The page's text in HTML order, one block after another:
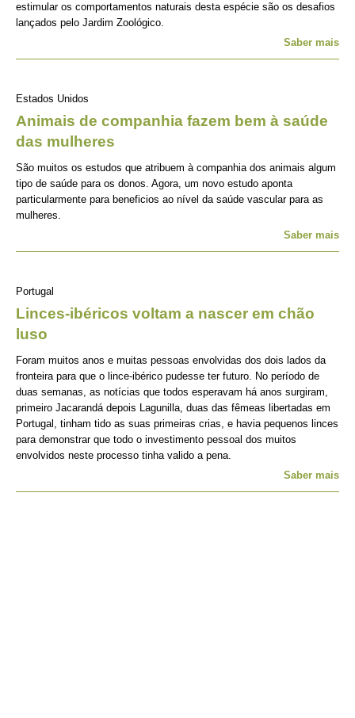
estimular os comportamentos naturais desta espécie são os desafios
lançados pelo Jardim Zoológico.
Saber mais
Estados Unidos
Animais de companhia fazem bem à saúde
das mulheres
São muitos os estudos que atribuem à companhia dos animais algum
tipo de saúde para os donos. Agora, um novo estudo aponta
particularmente para beneficios ao nível da saúde vascular para as
mulheres.
Saber mais
Portugal
Linces-ibéricos voltam a nascer em chão
luso
Foram muitos anos e muitas pessoas envolvidas dos dois lados da
fronteira para que o lince-ibérico pudesse ter futuro. No período de
duas semanas, as notícias que todos esperavam há anos surgiram,
primeiro Jacarandá depois Lagunilla, duas das fêmeas libertadas em
Portugal, tinham tido as suas primeiras crias, e havia pequenos linces
para demonstrar que todo o investimento pessoal dos muitos
envolvidos neste processo tinha valido a pena.
Saber mais